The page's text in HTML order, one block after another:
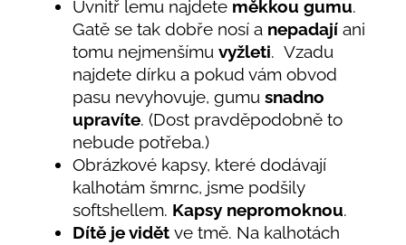
Uvnitř lemu najdete měkkou gumu.
Gatě se tak dobře nosí a nepadají ani
tomu nejmenšímu vyžleti. Vzadu
najdete dírku a pokud vám obvod
pasu nevyhovuje, gumu snadno
upravíte. (Dost pravděpodobně to
nebude potřeba.)
Obrázkové kapsy, které dodávají
kalhotám šmrnc, jsme podšily
softshellem. Kapsy nepromoknou.
Dítě je vidět ve tmě. Na kalhotách